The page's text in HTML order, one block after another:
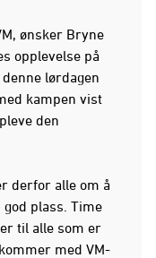
ønsker Bryne
opplevelse på
lørdagen
kampen vist
den
derfor alle om å
plass. Time
til alle som er
med VM-